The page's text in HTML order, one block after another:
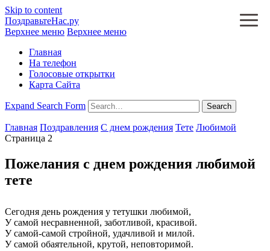
Skip to content
ПоздравьтеНас.ру
Верхнее меню Верхнее меню
Главная
На телефон
Голосовые открытки
Карта Сайта
Expand Search Form Search
Главная Поздравления С днем рождения Тете Любимой
Страница 2
Пожелания с днем рождения любимой
тете
Сегодня день рождения у тетушки любимой,
У самой несравненной, заботливой, красивой.
У самой-самой стройной, удачливой и милой.
У самой обаятельной, крутой, неповторимой.